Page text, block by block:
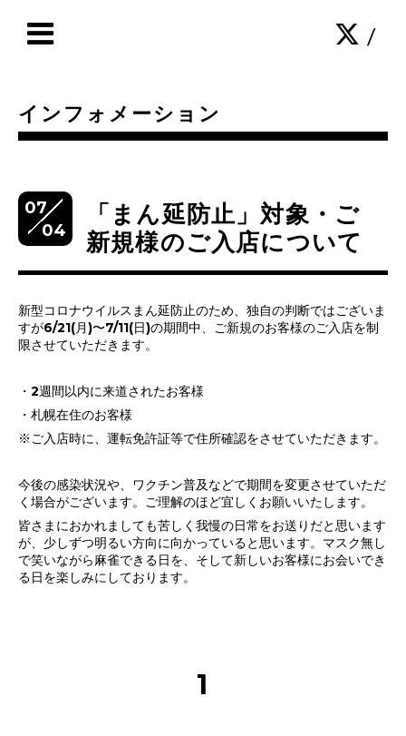
/
インフォメーション
07
04
「まん延防止」対象・ご
新規様のご入店について
新型コロナウイルスまん延防止のため、独自の判断ではございま
すが6/21(月)〜7/11(日)の期間中、ご新規のお客様のご入店を制
限させていただきます。
・2週間以内に来道されたお客様
・札幌在住のお客様
※ご入店時に、運転免許証等で住所確認をさせていただきます。
今後の感染状況や、ワクチン普及などで期間を変更させていただ
く場合がございます。ご理解のほど宜しくお願いいたします。
皆さまにおかれましても苦しく我慢の日常をお送りだと思います
が、少しずつ明るい方向に向かっていると思います。マスク無し
で笑いながら麻雀できる日を、そして新しいお客様にお会いでき
る日を楽しみにしております。
1